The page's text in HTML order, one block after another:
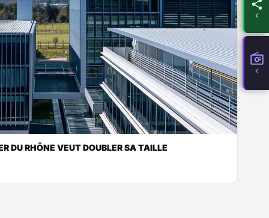
DU RHÔNE VEUT DOUBLER SA TAILLE